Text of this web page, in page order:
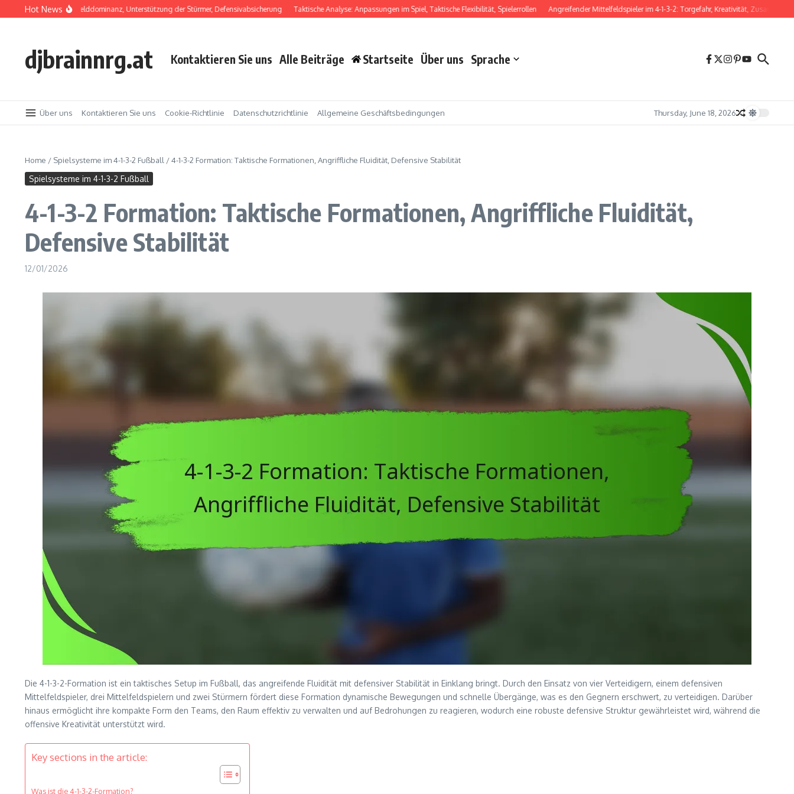
Skip to content
Hot News
Formation: Mittelfelddominanz, Unterstützung der Stürmer, Defensivabsicherung Taktische Analyse: Anpassungen im Spiel, Taktische Flexibilität, Spielerrollen Angreifender Mittelfeldspieler im 4-1-3-2: Torgefahr, Kreativität, Zusammenspiel
djbrainnrg.at Kontaktieren Sie uns Alle Beiträge Startseite Über uns Sprache
Über uns Kontaktieren Sie uns Cookie-Richtlinie Datenschutzrichtlinie Allgemeine Geschäftsbedingungen Thursday, June 18, 2026
Home / Spielsysteme im 4-1-3-2 Fußball /4-1-3-2 Formation: Taktische Formationen, Angriffliche Fluidität, Defensive Stabilität
Spielsysteme im 4-1-3-2 Fußball
4-1-3-2 Formation: Taktische Formationen, Angriffliche Fluidität,
Defensive Stabilität
12/01/2026
Die 4-1-3-2-Formation ist ein taktisches Setup im Fußball, das angreifende Fluidität mit defensiver Stabilität in Einklang bringt. Durch den Einsatz von vier Verteidigern, einem defensiven
Mittelfeldspieler, drei Mittelfeldspielern und zwei Stürmern fördert diese Formation dynamische Bewegungen und schnelle Übergänge, was es den Gegnern erschwert, zu verteidigen. Darüber
hinaus ermöglicht ihre kompakte Form den Teams, den Raum effektiv zu verwalten und auf Bedrohungen zu reagieren, wodurch eine robuste defensive Struktur gewährleistet wird, während die
offensive Kreativität unterstützt wird.
Key sections in the article:
Was ist die 4-1-3-2-Formation?